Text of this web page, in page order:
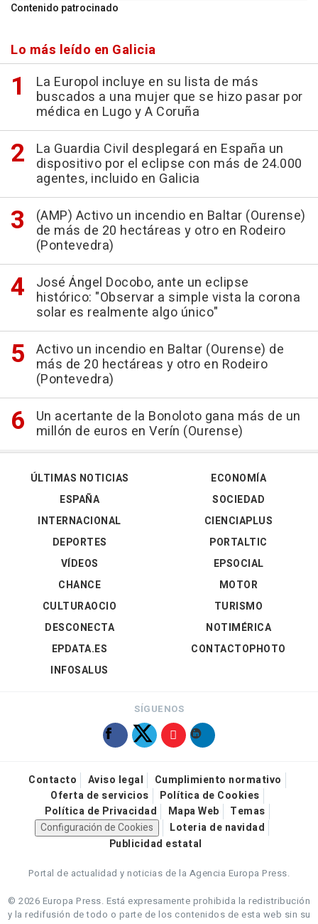
Contenido patrocinado
Lo más leído en Galicia
La Europol incluye en su lista de más
buscados a una mujer que se hizo pasar por
médica en Lugo y A Coruña
La Guardia Civil desplegará en España un
dispositivo por el eclipse con más de 24.000
agentes, incluido en Galicia
(AMP) Activo un incendio en Baltar (Ourense)
de más de 20 hectáreas y otro en Rodeiro
(Pontevedra)
José Ángel Docobo, ante un eclipse
histórico: "Observar a simple vista la corona
solar es realmente algo único"
Activo un incendio en Baltar (Ourense) de
más de 20 hectáreas y otro en Rodeiro
(Pontevedra)
Un acertante de la Bonoloto gana más de un
millón de euros en Verín (Ourense)
ÚLTIMAS NOTICIAS
ESPAÑA
INTERNACIONAL
DEPORTES
VÍDEOS
ECONOMÍA
SOCIEDAD
CIENCIAPLUS
PORTALTIC
EPSOCIAL
CHANCE
CULTURAOCIO
DESCONECTA
EPDATA.ES
INFOSALUS
MOTOR
TURISMO
NOTIMÉRICA
CONTACTOPHOTO
SÍGUENOS
Contacto Aviso legal
Cumplimiento normativo
Oferta de servicios
Política de Cookies
Política de Privacidad
Mapa Web
Temas
Configuración de Cookies
Loteria de navidad
Publicidad estatal
Portal de actualidad y noticias de la Agencia Europa Press.
© 2026 Europa Press. Está expresamente prohibida la redistribución
y la redifusión de todo o parte de los contenidos de esta web sin su